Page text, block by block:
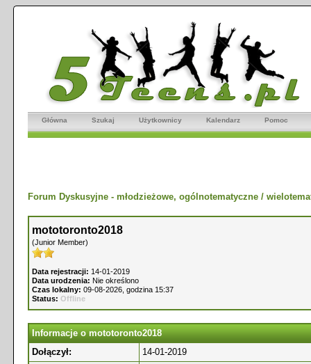
Główna Szukaj Użytkownicy Kalendarz Pomoc
Forum Dyskusyjne - młodzieżowe, ogólnotematyczne /
mototoronto2018
(Junior Member)
Data rejestracji: 14-01-2019
Data urodzenia: Nie określono
Czas lokalny: 09-08-2026, godzina 15:37
Status: Offline
Informacje o mototoronto2018
Dołączył:
14-01-2019